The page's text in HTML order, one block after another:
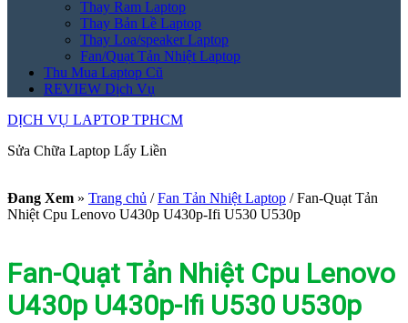
Thay Ram Laptop
Thay Bản Lề Laptop
Thay Loa/speaker Laptop
Fan/Quạt Tản Nhiệt Laptop
Thu Mua Laptop Cũ
REVIEW Dịch Vụ
DỊCH VỤ LAPTOP TPHCM
Sửa Chữa Laptop Lấy Liền
Đang Xem » Trang chủ / Fan Tản Nhiệt Laptop /Fan-Quạt Tản
Nhiệt Cpu Lenovo U430p U430p-Ifi U530 U530p
Fan-Quạt Tản Nhiệt Cpu Lenovo
U430p U430p-Ifi U530 U530p